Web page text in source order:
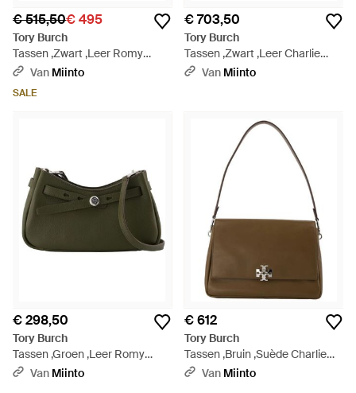
€ 515,50€ 495
Tory Burch
Tassen ,Zwart ,Leer Romy
Small Bauletto Handtas - Zwart
Van Miinto
SALE
€ 703,50
Tory Burch
Tassen ,Zwart ,Leer Charlie
Schoudertas - Zwart
Van Miinto
€ 298,50
Tory Burch
Tassen ,Groen ,Leer Romy
Ritssluiting Crossbody Tas -
Van Miinto
€ 612
Tory Burch
Tassen ,Bruin ,Suède Charlie
Schoudertas - Bruin
Van Miinto